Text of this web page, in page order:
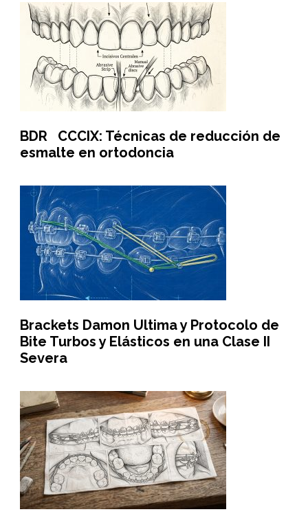
BDR CCCIX: Técnicas de reducción de
esmalte en ortodoncia
Brackets Damon Ultima y Protocolo de
Bite Turbos y Elásticos en una Clase II
Severa